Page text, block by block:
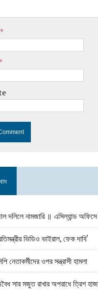
*
*
দলিলে নামজারি ॥ এসিল্যান্ড অফিসে
ভিডিও ভাইরাল, ফেক দাবি’
নেতাকর্মীদের ওপর সন্ত্রাসী হামলা
সার মজুত রাখার অপরাধে ত্রিশ